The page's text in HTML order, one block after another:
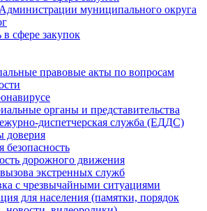
муниципального округа
в сфере закупок
правовые акты по вопросам
органы и представительства
диспетчерская служба (ЕДДС)
доверия
безопасность
дорожного движения
экстренных служб
с чрезвычайными ситуациями
для населения (памятки, порядок